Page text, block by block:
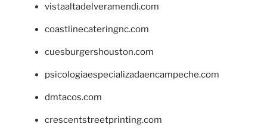
vistaaltadelveramendi.com
coastlinecateringnc.com
cuesburgershouston.com
psicologiaespecializadaencampeche.com
dmtacos.com
crescentstreetprinting.com